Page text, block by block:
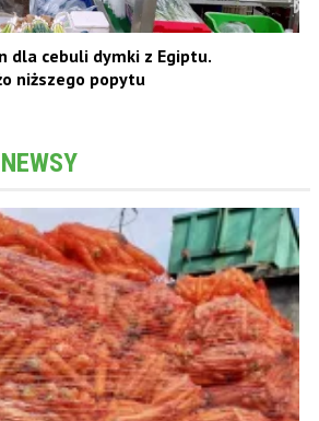
dla cebuli dymki z Egiptu.
niższego popytu